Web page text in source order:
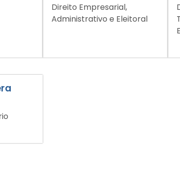
Direito Empresarial,
Administrativo e Eleitoral